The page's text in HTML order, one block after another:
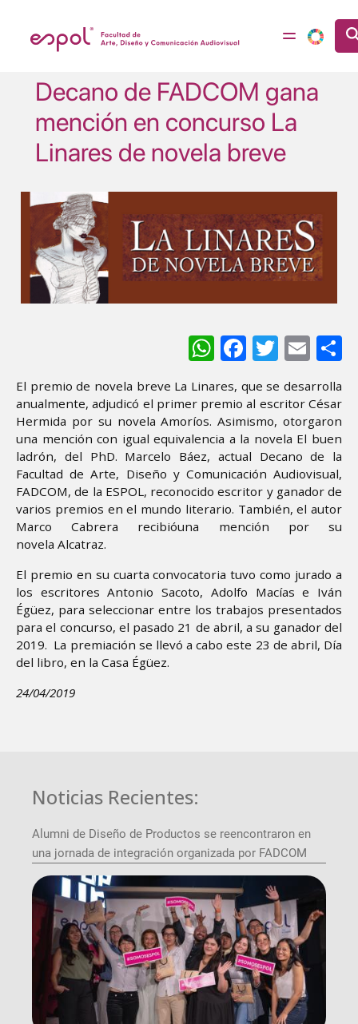
Decano de FADCOM gana
mención en concurso La
Linares de novela breve
Image
WhatsApp
Facebook
Twitter
El premio de novela breve La Linares, que se desarrolla
anualmente, adjudicó el primer premio al escritor César
Hermida por su novela Amoríos. Asimismo, otorgaron
una mención con igual equivalencia a la novela El buen
ladrón, del PhD. Marcelo Báez, actual Decano de la
Facultad de Arte, Diseño y Comunicación Audiovisual,
FADCOM, de la ESPOL, reconocido escritor y ganador de
varios premios en el mundo literario. También, el autor
Marco Cabrera recibióuna mención por su
novela Alcatraz.
El premio en su cuarta convocatoria tuvo como jurado a
los escritores Antonio Sacoto, Adolfo Macías e Iván
Égüez, para seleccionar entre los trabajos presentados
para el concurso, el pasado 21 de abril, a su ganador del
2019. La premiación se llevó a cabo este 23 de abril, Día
del libro, en la Casa Égüez.
24/04/2019
Noticias Recientes:
Alumni de Diseño de Productos se reencontraron en
una jornada de integración organizada por FADCOM